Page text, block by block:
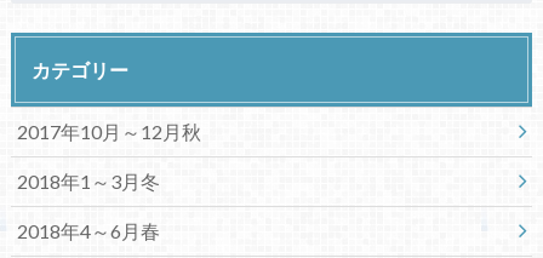
カテゴリー
2017年10月～12月秋
2018年1～3月冬
2018年4～6月春